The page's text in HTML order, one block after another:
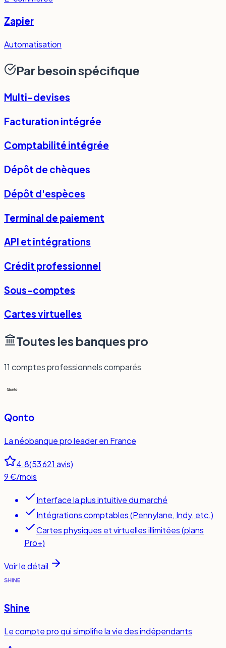
Zapier
Automatisation
Par besoin spécifique
Multi-devises
Facturation intégrée
Comptabilité intégrée
Dépôt de chèques
Dépôt d'espèces
Terminal de paiement
API et intégrations
Crédit professionnel
Sous-comptes
Cartes virtuelles
Toutes les banques pro
11 comptes professionnels comparés
Qonto
La néobanque pro leader en France
4.8(53 621 avis)
9 €/mois
Interface la plus intuitive du marché
Intégrations comptables (Pennylane, Indy, etc.)
Cartes physiques et virtuelles illimitées (plans
Pro+)
Voir le détail
Shine
Le compte pro qui simplifie la vie des indépendants